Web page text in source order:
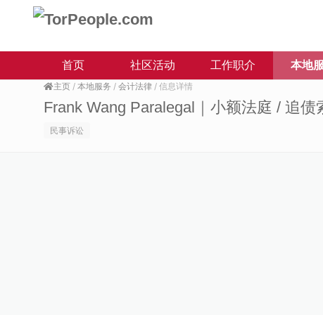
首页 社区活动 工作职介 本地
主页 / 本地服务 / 会计法律 / 信息详情
Frank Wang Paralegal｜小额法庭 / 追债
民事诉讼